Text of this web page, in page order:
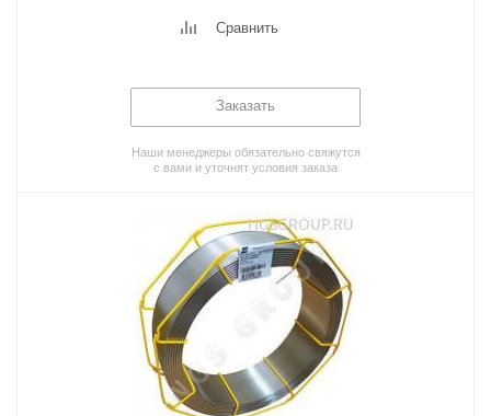
Сравнить
Заказать
Наши менеджеры обязательно свяжутся
с вами и уточнят условия заказа